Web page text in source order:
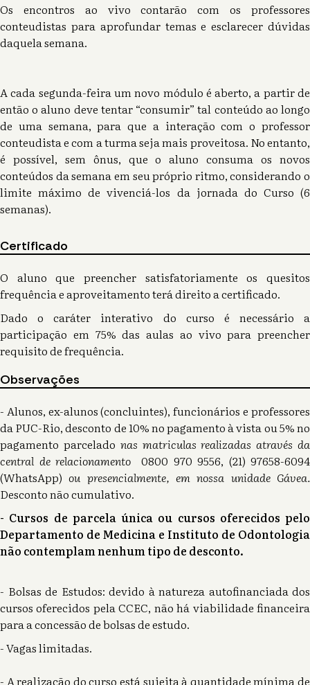
Os encontros ao vivo contarão com os professores
conteudistas para aprofundar temas e esclarecer dúvidas
daquela semana.
A cada segunda-feira um novo módulo é aberto, a partir de
então o aluno deve tentar “consumir” tal conteúdo ao longo
de uma semana, para que a interação com o professor
conteudista e com a turma seja mais proveitosa. No entanto,
é possível, sem ônus, que o aluno consuma os novos
conteúdos da semana em seu próprio ritmo, considerando o
limite máximo de vivenciá-los da jornada do Curso (6
semanas).
Certificado
O aluno que preencher satisfatoriamente os quesitos
frequência e aproveitamento terá direito a certificado.
Dado o caráter interativo do curso é necessário a
participação em 75% das aulas ao vivo para preencher
requisito de frequência.
Observações
- Alunos, ex-alunos (concluintes), funcionários e professores
da PUC-Rio, desconto de 10% no pagamento à vista ou 5% no
pagamento parcelado nas matriculas realizadas através da
central de relacionamento 0800 970 9556, (21) 97658-6094
(WhatsApp)ou presencialmente, em nossa unidade Gávea.
Desconto não cumulativo.
- Cursos de parcela única ou cursos oferecidos pelo
Departamento de Medicina e Instituto de Odontologia
não contemplam nenhum tipo de desconto.
- Bolsas de Estudos: devido à natureza autofinanciada dos
cursos oferecidos pela CCEC, não há viabilidade financeira
para a concessão de bolsas de estudo.
- Vagas limitadas.
- A realização do curso está sujeita à quantidade mínima de